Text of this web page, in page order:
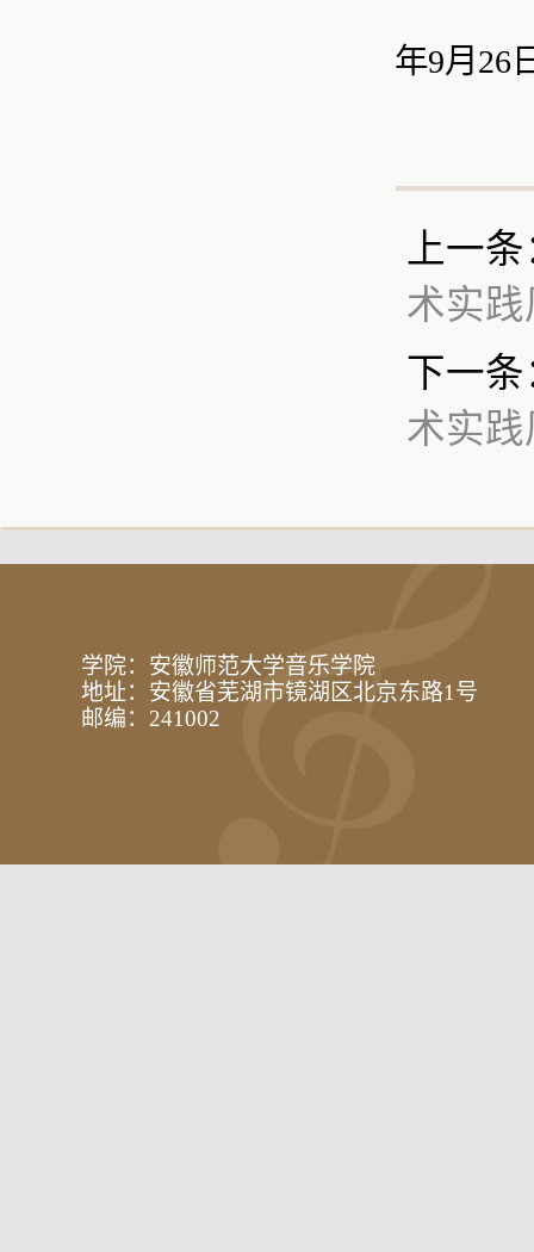
年9月 26
上一
术实
下一条
术实
学院：安徽师范大学音乐学院
地址：安徽省芜湖市镜湖区北京东路1号
邮编：241002